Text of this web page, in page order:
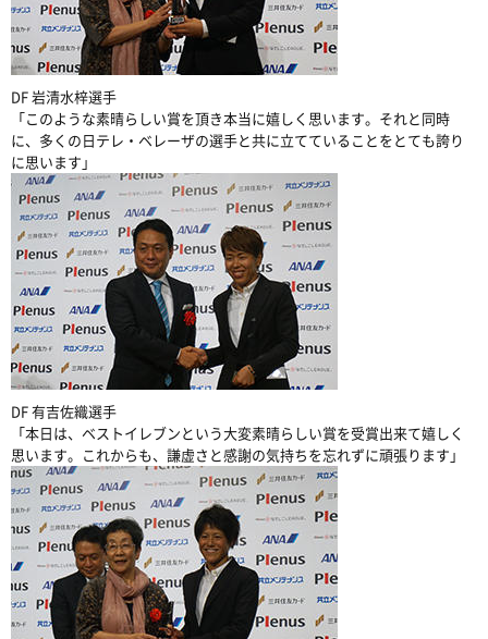
DF 岩清水梓選手
「このような素晴らしい賞を頂き本当に嬉しく思います。それと同時
に、多くの日テレ・ベレーザの選手と共に立てていることをとても誇り
に思います」
DF 有吉佐織選手
「本日は、ベストイレブンという大変素晴らしい賞を受賞出来て嬉しく
思います。これからも、謙虚さと感謝の気持ちを忘れずに頑張ります」